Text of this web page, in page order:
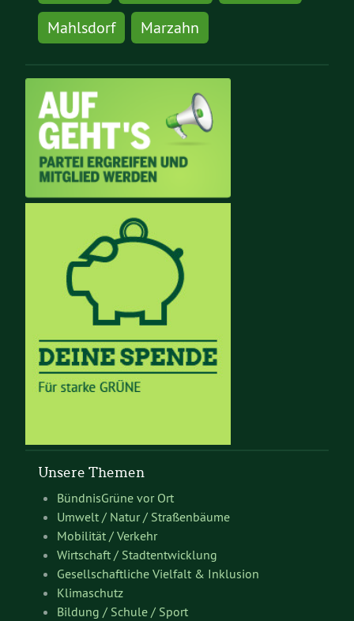
Mahlsdorf
Marzahn
Unsere Themen
BündnisGrüne vor Ort
Umwelt / Natur / Straßenbäume
Mobilität / Verkehr
Wirtschaft / Stadtentwicklung
Gesellschaftliche Vielfalt & Inklusion
Klimaschutz
Bildung / Schule / Sport